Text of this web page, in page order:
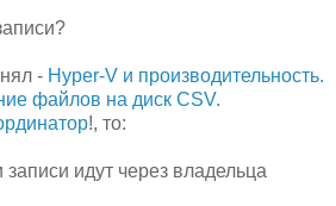
- Hyper-V и производительность.
файлов на диск CSV.
!, то:
идут через владельца